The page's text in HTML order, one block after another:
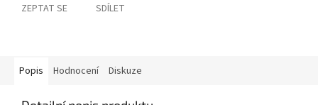
ZEPTAT SE SDÍLET
Popis Hodnocení Diskuze